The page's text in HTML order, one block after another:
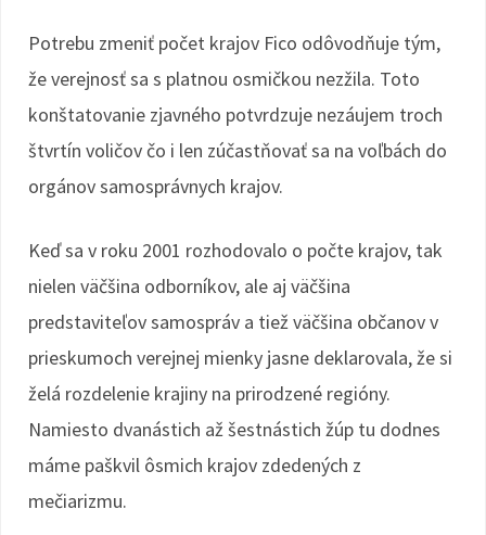
Potrebu zmeniť počet krajov Fico odôvodňuje tým,
že verejnosť sa s platnou osmičkou nezžila. Toto
konštatovanie zjavného potvrdzuje nezáujem troch
štvrtín voličov čo i len zúčastňovať sa na voľbách do
orgánov samosprávnych krajov.
Keď sa v roku 2001 rozhodovalo o počte krajov, tak
nielen väčšina odborníkov, ale aj väčšina
predstaviteľov samospráv a tiež väčšina občanov v
prieskumoch verejnej mienky jasne deklarovala, že si
želá rozdelenie krajiny na prirodzené regióny.
Namiesto dvanástich až šestnástich žúp tu dodnes
máme paškvil ôsmich krajov zdedených z
mečiarizmu.